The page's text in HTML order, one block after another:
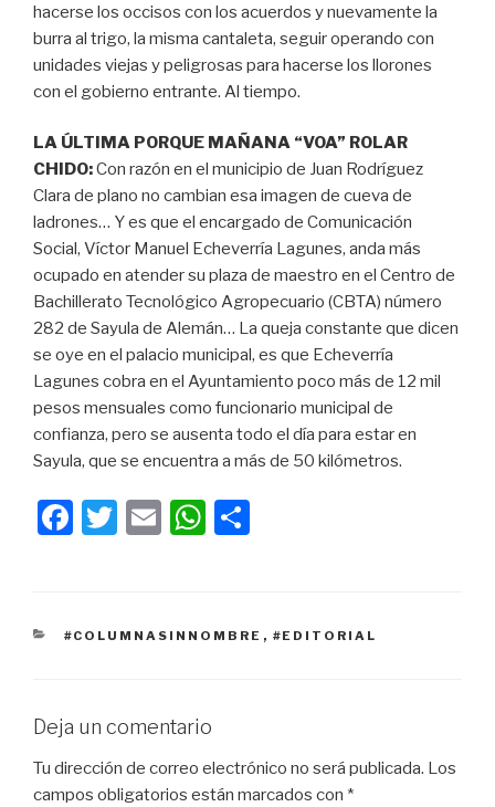
hacerse los occisos con los acuerdos y nuevamente la
burra al trigo, la misma cantaleta, seguir operando con
unidades viejas y peligrosas para hacerse los llorones
con el gobierno entrante. Al tiempo.
LA ÚLTIMA PORQUE MAÑANA “VOA” ROLAR
CHIDO:Con razón en el municipio de Juan Rodríguez
Clara de plano no cambian esa imagen de cueva de
ladrones… Y es que el encargado de Comunicación
Social, Víctor Manuel Echeverría Lagunes, anda más
ocupado en atender su plaza de maestro en el Centro de
Bachillerato Tecnológico Agropecuario (CBTA) número
282 de Sayula de Alemán… La queja constante que dicen
se oye en el palacio municipal, es que Echeverría
Lagunes cobra en el Ayuntamiento poco más de 12 mil
pesos mensuales como funcionario municipal de
confianza, pero se ausenta todo el día para estar en
Sayula, que se encuentra a más de 50 kilómetros.
F
e
o
k
T
er
E
W
s
p
p
CATEGORÍAS
#COLUMNASINNOMBRE , #EDITORIAL
Deja un comentario
Tu dirección de correo electrónico no será publicada. Los
campos obligatorios están marcados con *